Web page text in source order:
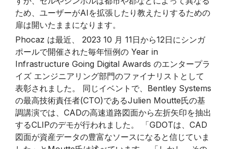
ため、ユーザーがAIを拡張したり教えたりするための
扉は開いたままになります。
Phocaz は最近、 2023 10 月 11日から12日にシンガ
ポールで開催された毎年恒例の Year in
Infrastructure Going Digital Awards のエンタープラ
イズ エンジニアリング部門のファイナリストとして
表彰されました。 同じイベントで、Bentley Systems
の最高技術責任者(CTO)であるJulien Moutte氏の基
調講演では、CADの高速道路図面から左折矢印を抽出
するCLIPのデモが行われました。 「GDOTは、CAD
図面が資産データの豊富なソースになると信じていま